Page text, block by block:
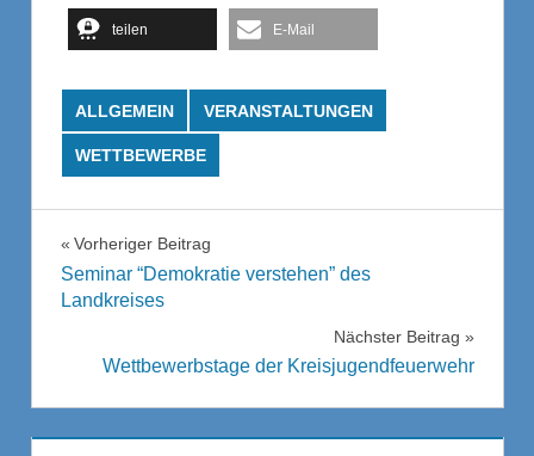
teilen E-Mail
ALLGEMEIN VERANSTALTUNGEN
WETTBEWERBE
Beitragsnavigation
Vorheriger Beitrag
Seminar “Demokratie verstehen” des
Landkreises
Nächster Beitrag
Wettbewerbstage der Kreisjugendfeuerwehr